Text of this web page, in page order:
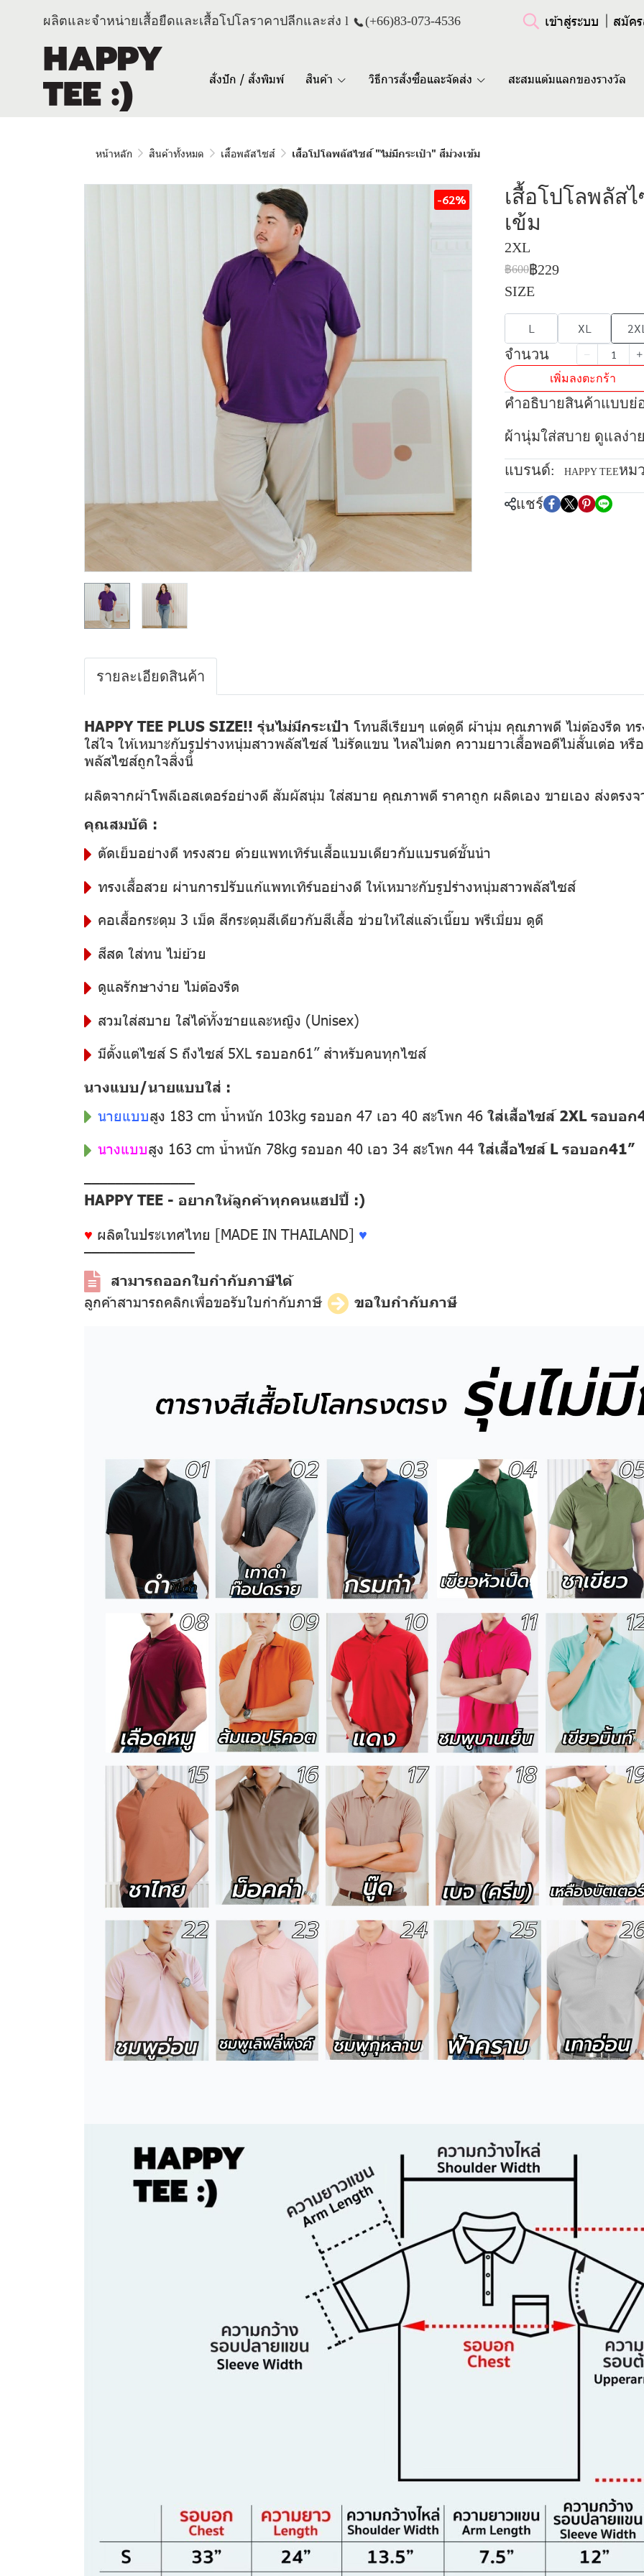
ผลิตและจำหน่ายเสื้อยืดและเสื้อโปโลราคาปลีกและส่ง l (+66)83-073-4536 เข้าสู่ระบบ สมัค
สั่งปัก / สั่งพิมพ์ สินค้า วิธีการสั่งซื้อและจัดส่ง สะสมแต้มแลกของรางวัล
หน้าหลัก สินค้าทั้งหมด เสื้อพลัสไซส์ เสื้อโปโลพลัสไซส์ "ไม่มีกระเป๋า" สีม่วงเข้ม
-62%
เสื้อโปโลพลัส
เข้ม
2XL
฿600฿229
SIZE
L XL
จำนวน
เพิ่มลงตะกร้า
คำอธิบายสินค้าแบบย่
ผ้านุ่มใส่สบาย ดูแลง่า
แบรนด์: HAPPY TEEหม
แชร์
รายละเอียดสินค้า
HAPPY TEE PLUS SIZE!! รุ่นไม่มีกระเป๋า โทนสีเรียบๆ แต่ดูดี ผ้านุ่ม คุณภาพดี ไม่ต้องรีด ท
ใส่ใจ ให้เหมาะกับรูปร่างหนุ่มสาวพลัสไซส์ ไม่รัดแขน ไหล่ไม่ตก ความยาวเสื้อพอดีไม่สั้นเต่อ หรื
พลัสไซส์ถูกใจสิ่งนี้
ผลิตจากผ้าโพลีเอสเตอร์อย่างดี สัมผัสนุ่ม ใส่สบาย คุณภาพดี ราคาถูก ผลิตเอง ขายเอง ส่งตรงจ
คุณสมบัติ :
ตัดเย็บอย่างดี ทรงสวย ด้วยแพทเทิร์นเสื้อแบบเดียวกับแบรนด์ชั้นนำ
ทรงเสื้อสวย ผ่านการปรับแก้แพทเทิร์นอย่างดี ให้เหมาะกับรูปร่างหนุ่มสาวพลัสไซส์
คอเสื้อกระดุม 3 เม็ด สีกระดุมสีเดียวกับสีเสื้อ ช่วยให้ใส่แล้วเนี๊ยบ พรีเมี่ยม ดูดี
สีสด ใส่ทน ไม่ย้วย
ดูแลรักษาง่าย ไม่ต้องรีด
สวมใส่สบาย ใส่ได้ทั้งชายและหญิง (Unisex)
มีตั้งแต่ไซส์ S ถึงไซส์ 5XL รอบอก61” สำหรับคนทุกไซส์
นางแบบ/นายแบบใส่ :
นายแบบสูง 183 cm น้ำหนัก 103kg รอบอก 47 เอว 40 สะโพก 46 ใส่เสื้อไซส์ 2XL รอบอก
นางแบบสูง 163 cm น้ำหนัก 78kg รอบอก 40 เอว 34 สะโพก 44 ใส่เสื้อไซส์ L รอบอก41”
––––––––––––––
HAPPY TEE - อยากให้ลูกค้าทุกคนแฮปปี้ :)
♥ ผลิตในประเทศไทย [MADE IN THAILAND] ♥
––––––––––––––
สามารถออกใบกำกับภาษีได้
ลูกค้าสามารถคลิกเพื่อขอรับใบกำกับภาษี
ขอใบกำกับภาษี